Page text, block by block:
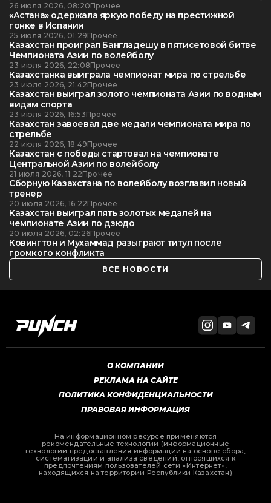
26 июля 2026, 08:20Прочее
«Астана» одержала яркую победу на престижной
гонке в Испании
25 июля 2026, 01:29Прочее
Казахстан проиграл Бангладешу в пятисетовой битве
Чемпионата Азии по волейболу
23 июля 2026, 22:08Прочее
Казахстанка выиграла чемпионат мира по стрельбе
23 июля 2026, 21:42Прочее
Казахстан выиграл золото чемпионата Азии по водным
видам спорта
23 июля 2026, 16:53Прочее
Казахстан завоевал две медали чемпионата мира по
стрельбе
22 июля 2026, 18:49Прочее
Казахстан с победы стартовал на чемпионате
Центральной Азии по волейболу
21 июля 2026, 11:22Прочее
Сборную Казахстана по волейболу возглавил новый
тренер
20 июля 2026, 16:22Прочее
Казахстан выиграл пять золотых медалей на
чемпионате Азии по дзюдо
20 июля 2026, 02:26Прочее
Ковингтон и Мухаммад разыграют титул после
громкого конфликта
ВСЕ НОВОСТИ
О КОМПАНИИ
РЕКЛАМА НА САЙТЕ
ПОЛИТИКА КОНФИДЕНЦИАЛЬНОСТИ
ПРАВОВАЯ ИНФОРМАЦИЯ
На информационном ресурсе применяются
рекомендательные технологии (информационные
технологии предоставления информации на основе сбора,
систематизации и анализа сведений, относящихся к
предпочтениям пользователей сети «Интернет»,
находящихся на территории Республики Казахстан)